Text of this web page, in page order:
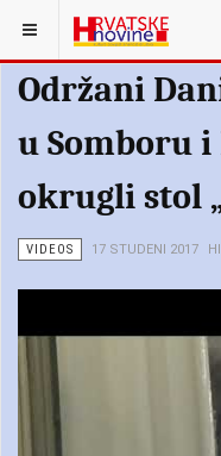
Održani
u Somboru
okrugli stol
VIDEOS 17 STUDENI 2017